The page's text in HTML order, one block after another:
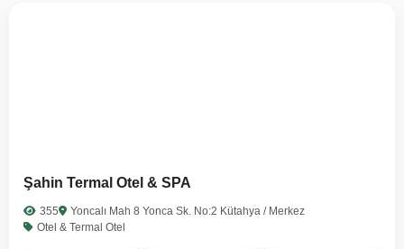
Şahin Termal Otel & SPA
355
Yoncalı Mah 8 Yonca Sk. No:2 Kütahya / Merkez
Otel & Termal Otel